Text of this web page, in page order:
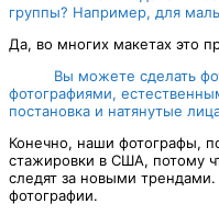
группы? Например, для
Да, во многих макетах это
Вы можете сделать
фотографиями,
постановка и натянутые
Конечно, наши фотографы,
стажировки в США, потому
следят за новыми трендами.
фотографии.